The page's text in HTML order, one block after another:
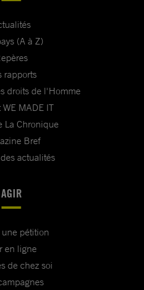
(A à Z)
rapports
droits de l'Homme
WE MADE IT
La Chronique
Bref
actualités
AGIR
pétition
en ligne
de chez soi